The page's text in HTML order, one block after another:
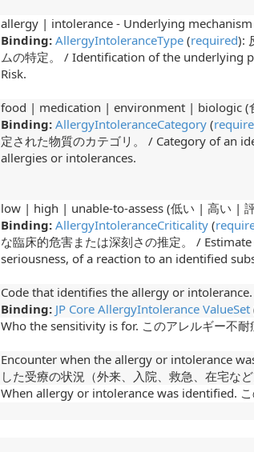
allergy | intolerance - Underlying mechanism
Binding:AllergyIntoleranceType (required):
ムの特定。 / Identification of the underlying
Risk.
food | medication | environment | biologic (
Binding:AllergyIntoleranceCategory (
定された物質のカテゴリ。 / Category of an
allergies or intolerances.
low | high | unable-to-assess (低い | 高い |
Binding:AllergyIntoleranceCriticality (
な臨床的危害または深刻さの推定。 /
seriousness, of a reaction to an identified
Code that identifies the allergy or
Binding: JP Core AllergyIntolerance ValueSet
Who the sensitivity is for. このアレルギー不耐
Encounter when the allergy or intolerance
した受療の状況（外来、入院、救急、在宅など
When allergy or intolerance was identified. こ